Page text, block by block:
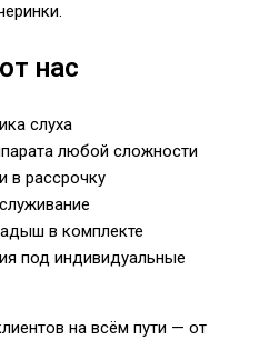
нас
слуха
любой сложности
в рассрочку
в комплекте
под индивидуальные
на всём пути — от